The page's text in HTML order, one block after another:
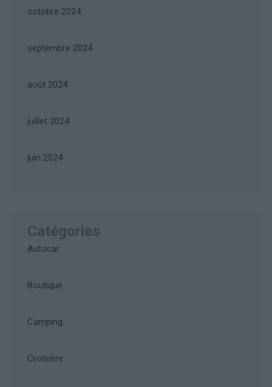
octobre 2024
septembre 2024
août 2024
juillet 2024
juin 2024
Catégories
Autocar
Boutique
Camping
Croisière